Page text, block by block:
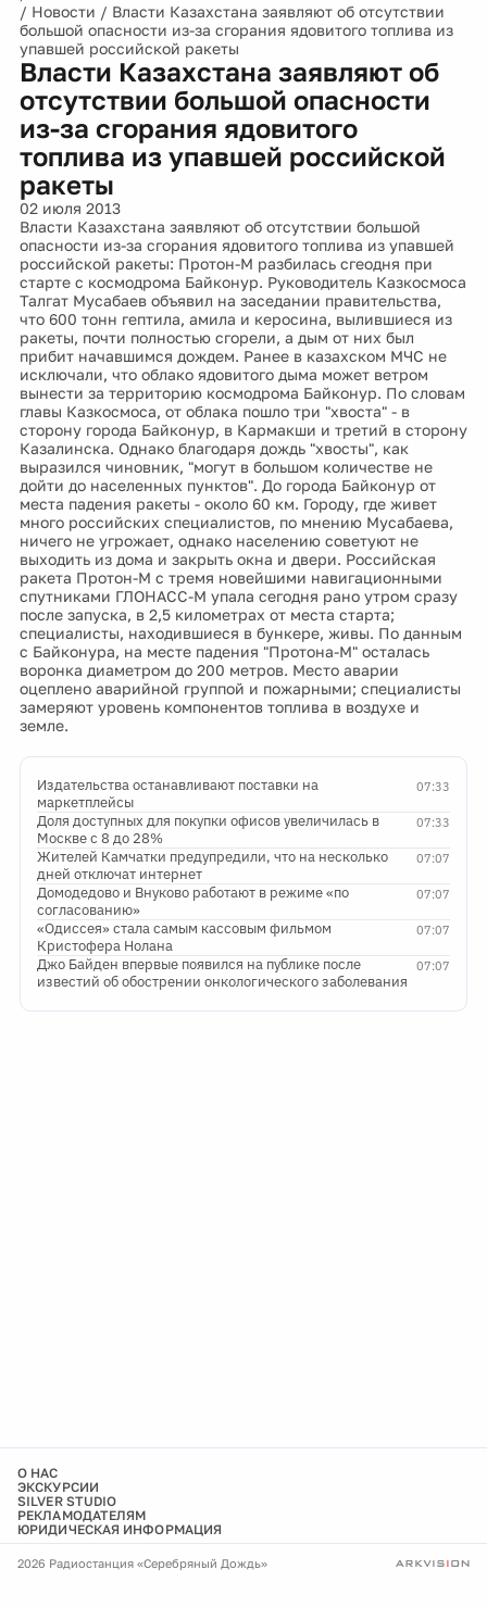
/ Новости / Власти Казахстана заявляют об отсутствии
большой опасности из-за сгорания ядовитого топлива из
упавшей российской ракеты
Власти Казахстана заявляют об
отсутствии большой опасности
из-за сгорания ядовитого
топлива из упавшей российской
ракеты
02 июля 2013
Власти Казахстана заявляют об отсутствии большой
опасности из-за сгорания ядовитого топлива из упавшей
российской ракеты: Протон-М разбилась сгеодня при
старте с космодрома Байконур. Руководитель Казкосмоса
Талгат Мусабаев объявил на заседании правительства,
что 600 тонн гептила, амила и керосина, вылившиеся из
ракеты, почти полностью сгорели, а дым от них был
прибит начавшимся дождем. Ранее в казахском МЧС не
исключали, что облако ядовитого дыма может ветром
вынести за территорию космодрома Байконур. По словам
главы Казкосмоса, от облака пошло три "хвоста" - в
сторону города Байконур, в Кармакши и третий в сторону
Казалинска. Однако благодаря дождь "хвосты", как
выразился чиновник, "могут в большом количестве не
дойти до населенных пунктов". До города Байконур от
места падения ракеты - около 60 км. Городу, где живет
много российских специалистов, по мнению Мусабаева,
ничего не угрожает, однако населению советуют не
выходить из дома и закрыть окна и двери. Российская
ракета Протон-М с тремя новейшими навигационными
спутниками ГЛОНАСС-М упала сегодня рано утром сразу
после запуска, в 2,5 километрах от места старта;
специалисты, находившиеся в бункере, живы. По данным
с Байконура, на месте падения "Протона-М" осталась
воронка диаметром до 200 метров. Место аварии
оцеплено аварийной группой и пожарными; специалисты
замеряют уровень компонентов топлива в воздухе и
земле.
07:33
Издательства останавливают поставки на
маркетплейсы
07:33
Доля доступных для покупки офисов увеличилась в
Москве с 8 до 28%
07:07
Жителей Камчатки предупредили, что на несколько
дней отключат интернет
07:07
Домодедово и Внуково работают в режиме «по
согласованию»
07:07
«Одиссея» стала самым кассовым фильмом
Кристофера Нолана
07:07
Джо Байден впервые появился на публике после
известий об обострении онкологического заболевания
О НАС
ЭКСКУРСИИ
SILVER STUDIO
РЕКЛАМОДАТЕЛЯМ
ЮРИДИЧЕСКАЯ ИНФОРМАЦИЯ
2026 Радиостанция «Серебряный Дождь»